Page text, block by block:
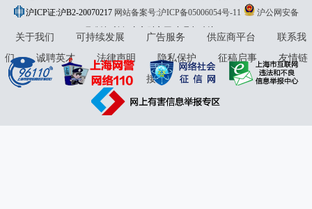
913101046312860336 违法和不良信息举报:021-61278686 举报邮箱：
jubao@eastmoney.com
沪ICP证:沪B2-20070217 网站备案号:沪ICP备05006054号-11
沪公网安备
31010402000120号版权所有:东方财富网意见与建议:4000300059/952500
关于我们 可持续发展 广告服务 供应商平台
联系我
们
诚聘英才 法律声明 隐私保护 征稿启事
友情链
接